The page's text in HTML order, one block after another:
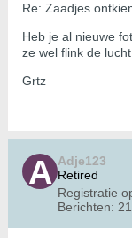
Re: Zaadjes
Heb je al nieuwe
ze wel flink de
Grtz
Adje123
Retired
Registratie
Berichten: 21